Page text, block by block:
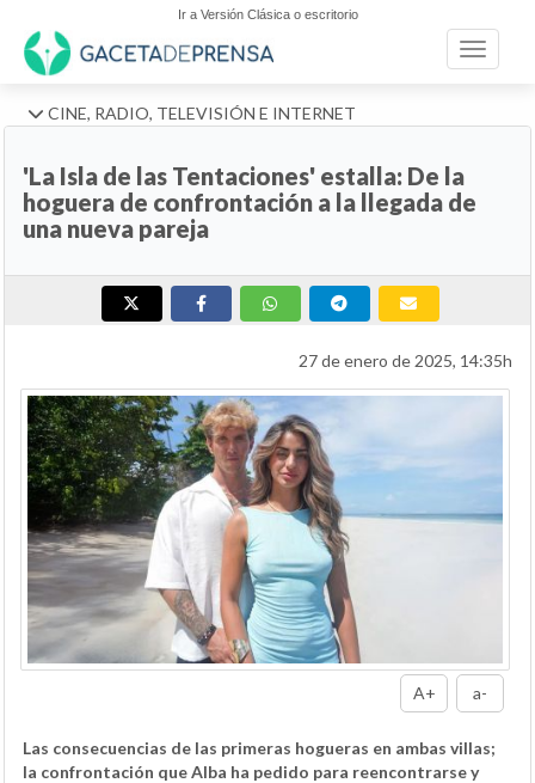
Ir a Versión Clásica o escritorio
Toggle
CINE, RADIO, TELEVISIÓN E INTERNET
'La Isla de las Tentaciones' estalla: De la
hoguera de confrontación a la llegada de
una nueva pareja
27 de enero de 2025, 14:35h
A+ a-
Las consecuencias de las primeras hogueras en ambas villas;
la confrontación que Alba ha pedido para reencontrarse y